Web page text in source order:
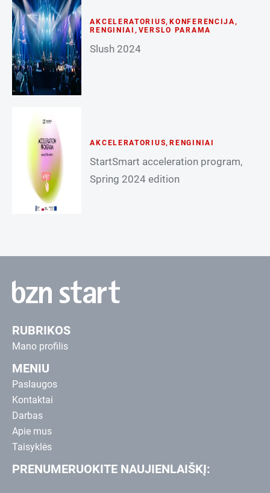
AKCELERATORIUS, KONFERENCIJA,
RENGINIAI , VERSLO PARAMA
Slush 2024
AKCELERATORIUS, RENGINIAI
StartSmart acceleration program,
Spring 2024 edition
RUBRIKOS
Mano profilis
MENIU
Paslaugos
Kontaktai
Darbas
Apie mus
Taisyklės
PRENUMERUOKITE NAUJIENLAIŠKĮ: